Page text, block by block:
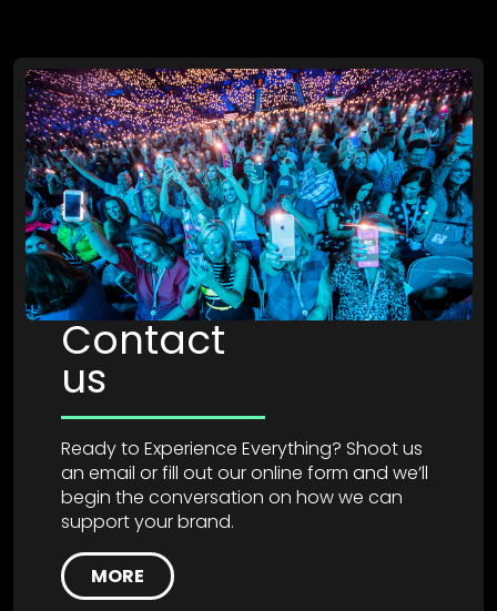
Contact
us
Ready to Experience Everything? Shoot us
an email or fill out our online form and we’ll
begin the conversation on how we can
support your brand.
MORE